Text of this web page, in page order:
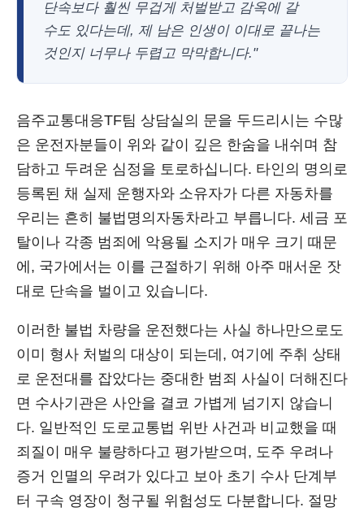
단속보다 훨씬 무겁게 처벌받고 감옥에 갈
수도 있다는데, 제 남은 인생이 이대로 끝나는
것인지 너무나 두렵고 막막합니다."
음주교통대응TF팀 상담실의 문을 두드리시는 수많
은 운전자분들이 위와 같이 깊은 한숨을 내쉬며 참
담하고 두려운 심정을 토로하십니다. 타인의 명의로
등록된 채 실제 운행자와 소유자가 다른 자동차를
우리는 흔히 불법명의자동차라고 부릅니다. 세금 포
탈이나 각종 범죄에 악용될 소지가 매우 크기 때문
에, 국가에서는 이를 근절하기 위해 아주 매서운 잣
대로 단속을 벌이고 있습니다.
이러한 불법 차량을 운전했다는 사실 하나만으로도
이미 형사 처벌의 대상이 되는데, 여기에 주취 상태
로 운전대를 잡았다는 중대한 범죄 사실이 더해진다
면 수사기관은 사안을 결코 가볍게 넘기지 않습니
다. 일반적인 도로교통법 위반 사건과 비교했을 때
죄질이 매우 불량하다고 평가받으며, 도주 우려나
증거 인멸의 우려가 있다고 보아 초기 수사 단계부
터 구속 영장이 청구될 위험성도 다분합니다. 절망